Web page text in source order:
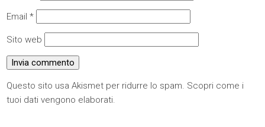
Email*
Sito web
Questo sito usa Akismet per ridurre lo spam. Scopri come i
tuoi dati vengono elaborati.